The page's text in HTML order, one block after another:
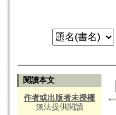
閱讀本文
作者或出版者未授權
無法提供閱讀